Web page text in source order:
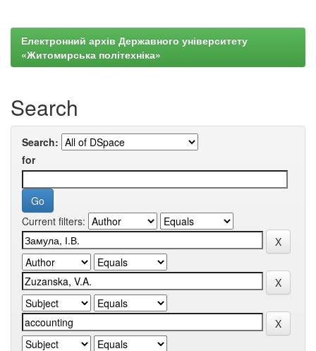
Електронний архів Державного університету
«Житомирська політехніка»
Search
Search:
for
Current filters: